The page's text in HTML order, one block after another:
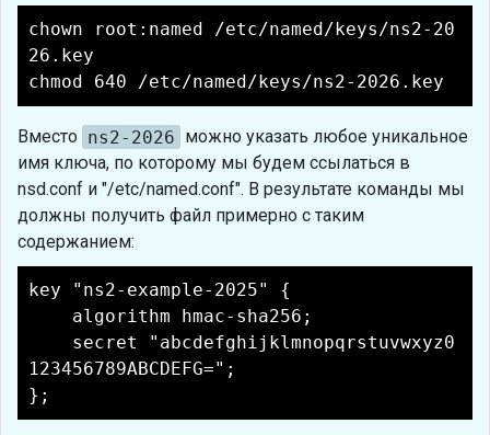
chown root:named /etc/named/keys/ns2-20
26.key
chmod 640 /etc/named/keys/ns2-2026.key
Вместо ns2-2026 можно указать любое уникальное
имя ключа, по которому мы будем ссылаться в
nsd.conf и "/etc/named.conf". В результате команды мы
должны получить файл примерно с таким
содержанием:
key "ns2-example-2025" {
algorithm hmac-sha256;
secret "abcdefghijklmnopqrstuvwxyz0
123456789ABCDEFG=";
};